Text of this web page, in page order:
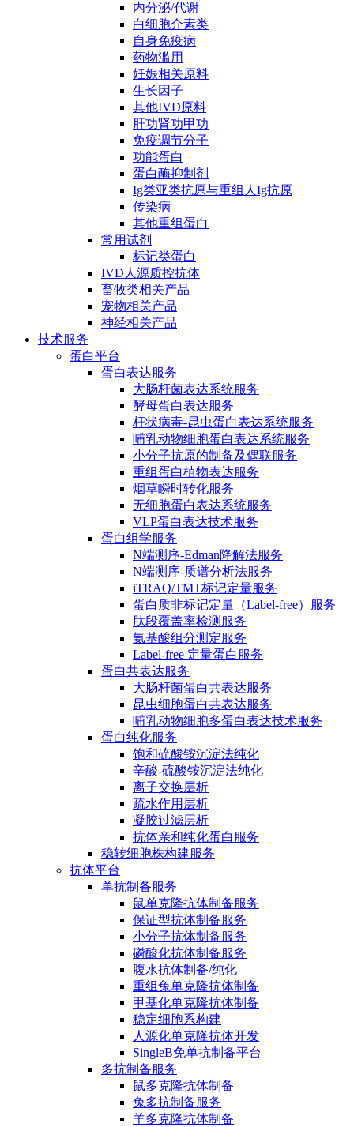
内分泌/代谢
白细胞介素类
自身免疫病
药物滥用
妊娠相关原料
生长因子
其他IVD原料
肝功肾功甲功
免疫调节分子
功能蛋白
蛋白酶抑制剂
Ig类亚类抗原与重组人Ig抗原
传染病
其他重组蛋白
常用试剂
标记类蛋白
IVD人源质控抗体
畜牧类相关产品
宠物相关产品
神经相关产品
技术服务
蛋白平台
蛋白表达服务
大肠杆菌表达系统服务
酵母蛋白表达服务
杆状病毒-昆虫蛋白表达系统服务
哺乳动物细胞蛋白表达系统服务
小分子抗原的制备及偶联服务
重组蛋白植物表达服务
烟草瞬时转化服务
无细胞蛋白表达系统服务
VLP蛋白表达技术服务
蛋白组学服务
N端测序-Edman降解法服务
N端测序-质谱分析法服务
iTRAQ/TMT标记定量服务
蛋白质非标记定量（Label-free）服务
肽段覆盖率检测服务
氨基酸组分测定服务
Label-free 定量蛋白服务
蛋白共表达服务
大肠杆菌蛋白共表达服务
昆虫细胞蛋白共表达服务
哺乳动物细胞多蛋白表达技术服务
蛋白纯化服务
饱和硫酸铵沉淀法纯化
辛酸-硫酸铵沉淀法纯化
离子交换层析
疏水作用层析
凝胶过滤层析
抗体亲和纯化蛋白服务
稳转细胞株构建服务
抗体平台
单抗制备服务
鼠单克隆抗体制备服务
保证型抗体制备服务
小分子抗体制备服务
磷酸化抗体制备服务
腹水抗体制备/纯化
重组兔单克隆抗体制备
甲基化单克隆抗体制备
稳定细胞系构建
人源化单克隆抗体开发
SingleB免单抗制备平台
多抗制备服务
鼠多克隆抗体制备
兔多抗制备服务
羊多克隆抗体制备